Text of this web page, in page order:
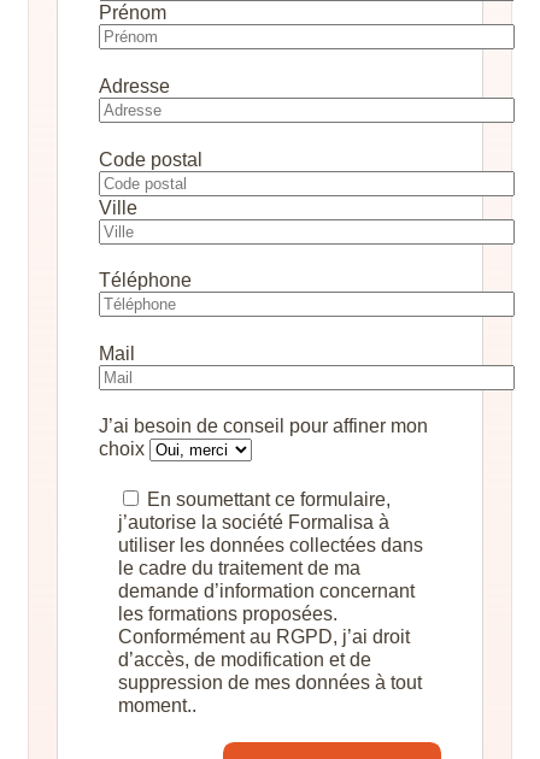
Prénom
Adresse
Code postal
Ville
Téléphone
Mail
J’ai besoin de conseil pour affiner mon
choix
En soumettant ce formulaire,
j’autorise la société Formalisa à
utiliser les données collectées dans
le cadre du traitement de ma
demande d’information concernant
les formations proposées.
Conformément au RGPD, j’ai droit
d’accès, de modification et de
suppression de mes données à tout
moment..